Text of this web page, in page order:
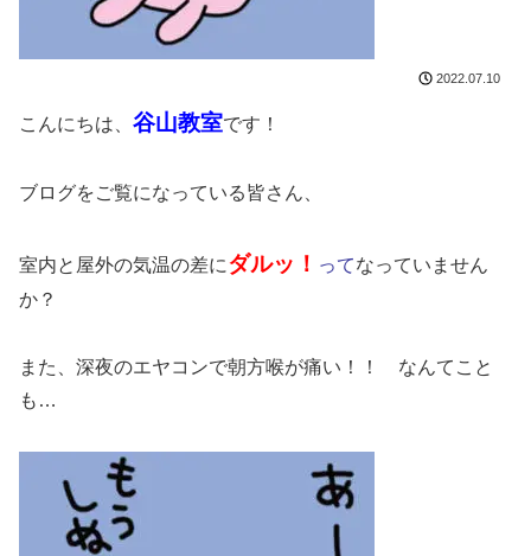
2022.07.10
こんにちは、 谷山教室です！
ブログをご覧になっている皆さん、
室内と屋外の気温の差にダルッ！ ってなっていません
か？
また、深夜のエヤコンで朝方喉が痛い！！ なんてこと
も…